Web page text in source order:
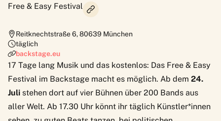
Free & Easy Festival
Reitknechtstraße 6,80639 München
täglich
backstage.eu
17 Tage lang Musik und das kostenlos: Das Free & Easy
Festival im Backstage macht es möglich. Ab dem 24.
Juli stehen dort auf vier Bühnen über 200 Bands aus
aller Welt. Ab 17.30 Uhr könnt ihr täglich Künstler*innen